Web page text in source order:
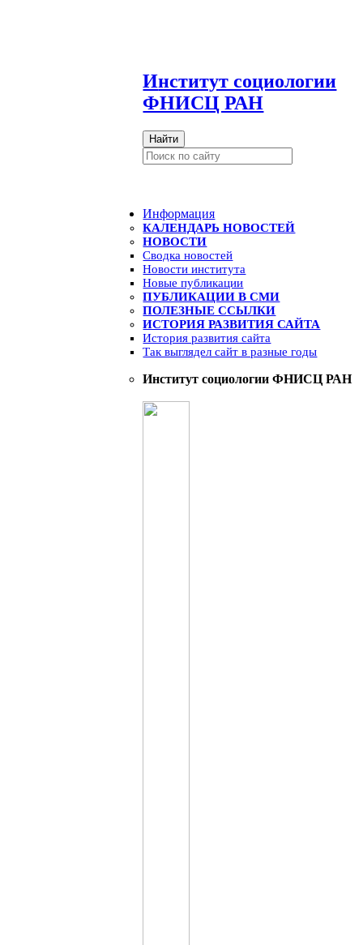
Институт социологии
ФНИСЦ РАН
Найти
Информация
КАЛЕНДАРЬ НОВОСТЕЙ
НОВОСТИ
Сводка новостей
Новости института
Новые публикации
ПУБЛИКАЦИИ В СМИ
ПОЛЕЗНЫЕ ССЫЛКИ
ИСТОРИЯ РАЗВИТИЯ САЙТА
История развития сайта
Так выглядел сайт в разные годы
Институт социологии ФНИСЦ РАН